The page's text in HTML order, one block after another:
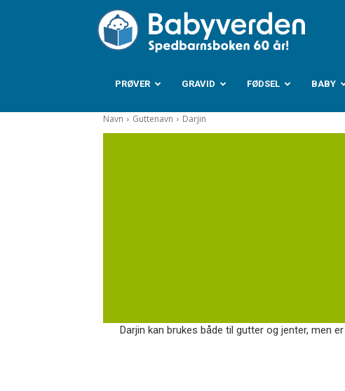
PRØVER GRAVID FØDSEL BABY
Navn Guttenavn Darjin
Darjin kan brukes både til gutter og jenter, men